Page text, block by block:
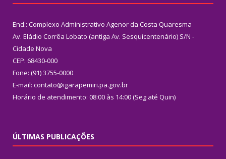
End.: Complexo Administrativo Agenor da Costa Quaresma
Av. Eládio Corrêa Lobato (antiga Av. Sesquicentenário) S/N -
Cidade Nova
CEP: 68430-000
Fone: (91) 3755-0000
E-mail: contato@igarapemiri.pa.gov.br
Horário de atendimento: 08:00 às 14:00 (Seg até Quin)
ÚLTIMAS PUBLICAÇÕES